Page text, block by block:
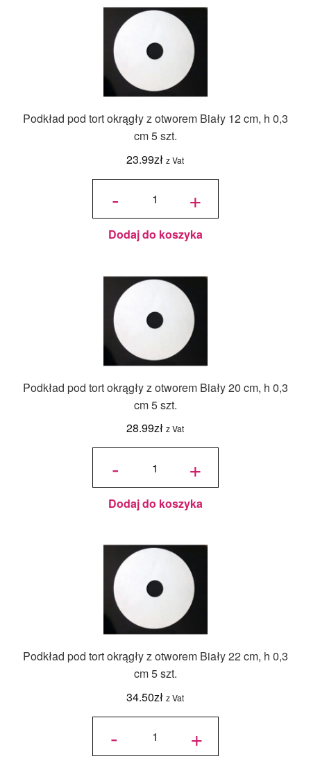
Podkład pod tort okrągły z otworem Biały 12 cm, h 0,3
cm 5 szt.
23.99zł z Vat
-
ilość
okrągły
z
Biały 12
cm, h
szt.
+
Dodaj do koszyka
Podkład pod tort okrągły z otworem Biały 20 cm, h 0,3
cm 5 szt.
28.99zł z Vat
-
ilość
okrągły
z
otworem
Biały 20
cm, h
szt.
+
Dodaj do koszyka
Podkład pod tort okrągły z otworem Biały 22 cm, h 0,3
cm 5 szt.
34.50zł z Vat
-
ilość
okrągły
z
otworem
Biały 22 +